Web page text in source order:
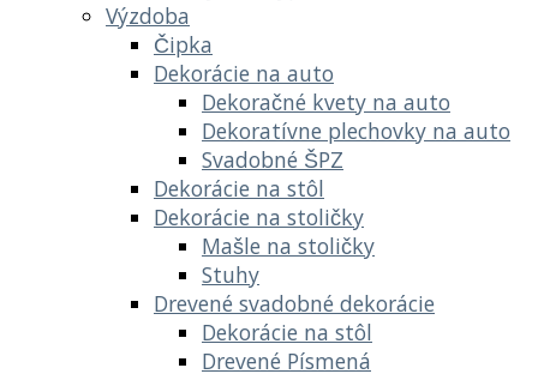
Výzdoba
Čipka
Dekorácie na auto
Dekoračné kvety na auto
Dekoratívne plechovky na auto
Svadobné ŠPZ
Dekorácie na stôl
Dekorácie na stoličky
Mašle na stoličky
Stuhy
Drevené svadobné dekorácie
Dekorácie na stôl
Drevené Písmená